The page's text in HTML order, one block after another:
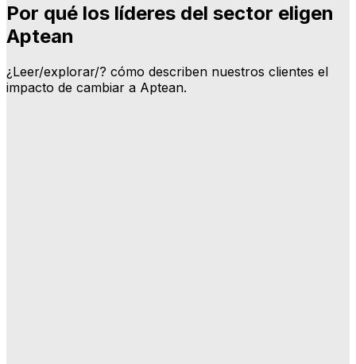
Por qué los líderes del sector eligen
Aptean
¿Leer/explorar/? cómo describen nuestros clientes el
impacto de cambiar a Aptean.